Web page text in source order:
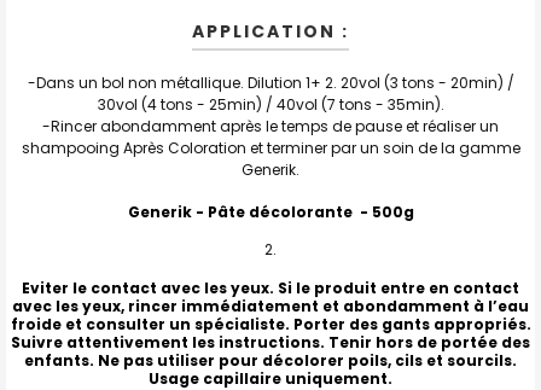
APPLICATION :
-Dans un bol non métallique. Dilution 1+ 2. 20vol (3 tons - 20min) /
30vol (4 tons - 25min) / 40vol (7 tons - 35min).
-Rincer abondamment après le temps de pause et réaliser un
shampooing Après Coloration et terminer par un soin de la gamme
Generik.
Generik - Pâte décolorante - 500g
Eviter le contact avec les yeux. Si le produit entre en contact
avec les yeux, rincer immédiatement et abondamment à l’eau
froide et consulter un spécialiste. Porter des gants appropriés.
Suivre attentivement les instructions. Tenir hors de portée des
enfants. Ne pas utiliser pour décolorer poils, cils et sourcils.
Usage capillaire uniquement.